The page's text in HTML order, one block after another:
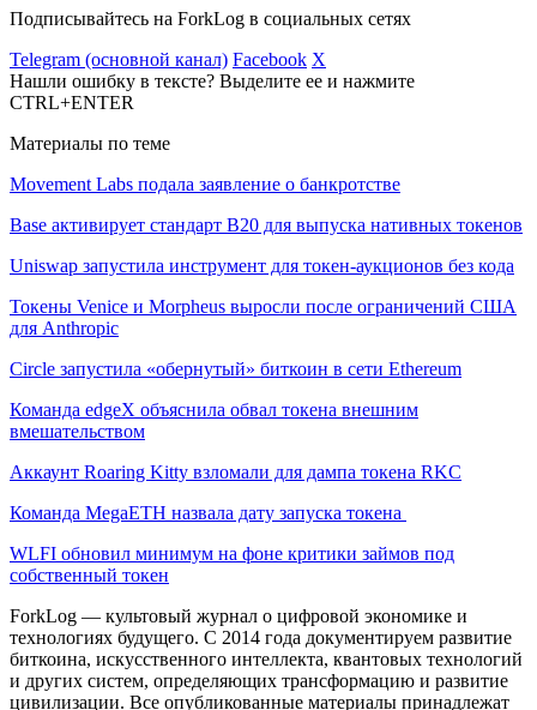
Подписывайтесь на ForkLog в социальных сетях
Telegram (основной канал) Facebook X
Нашли ошибку в тексте? Выделите ее и нажмите
CTRL+ENTER
Материалы по теме
Movement Labs подала заявление о банкротстве
Base активирует стандарт B20 для выпуска нативных токенов
Uniswap запустила инструмент для токен-аукционов без кода
Токены Venice и Morpheus выросли после ограничений США
для Anthropic
Circle запустила «обернутый» биткоин в сети Ethereum
Команда edgeX объяснила обвал токена внешним
вмешательством
Аккаунт Roaring Kitty взломали для дампа токена RKC
Команда MegaETH назвала дату запуска токена
WLFI обновил минимум на фоне критики займов под
собственный токен
ForkLog — культовый журнал о цифровой экономике и
технологиях будущего. С 2014 года документируем развитие
биткоина, искусственного интеллекта, квантовых технологий
и других систем, определяющих трансформацию и развитие
цивилизации. Все опубликованные материалы принадлежат